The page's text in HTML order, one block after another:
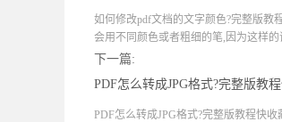
如何修改pdf文档的文字颜色?完整版教
会用不同颜色或者粗细的笔,因为这样的
下一篇:
PDF怎么转成JPG格式?完整版教
PDF怎么转成JPG格式?完整版教程快